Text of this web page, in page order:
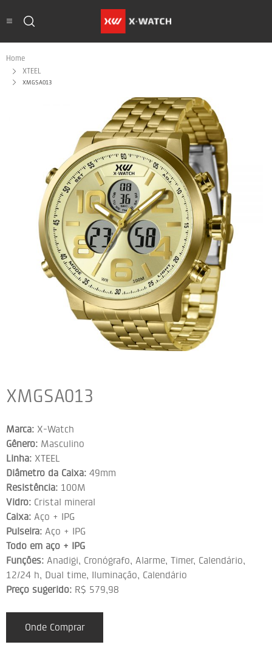
Home
XTEEL
XMGSA013
XMGSA013
Marca: X-Watch
Gênero: Masculino
Linha: XTEEL
Diâmetro da Caixa: 49mm
Resistência: 100M
Vidro: Cristal mineral
Caixa: Aço + IPG
Pulseira: Aço + IPG
Todo em aço + IPG
Funções: Anadigi, Cronógrafo, Alarme, Timer, Calendário,
12/24 h, Dual time, Iluminação, Calendário
Preço sugerido: R$ 579,98
Onde Comprar